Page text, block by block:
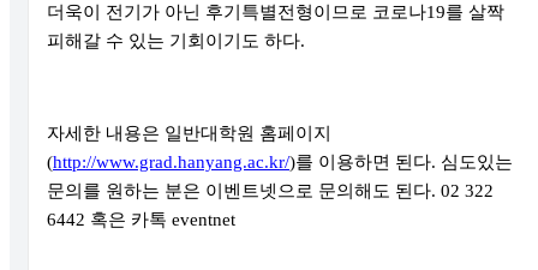
더욱이 전기가 아닌 후기특별전형이므로 코로나19를 살짝
피해갈 수 있는 기회이기도 하다.
자세한 내용은 일반대학원 홈페이지
(http://www.grad.hanyang.ac.kr/)를 이용하면 된다. 심도있는
문의를 원하는 분은 이벤트넷으로 문의해도 된다. 02 322
6442 혹은 카톡 eventnet